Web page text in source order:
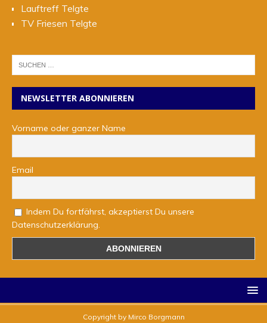
Lauftreff Telgte
TV Friesen Telgte
NEWSLETTER ABONNIEREN
Vorname oder ganzer Name
Email
Indem Du fortfährst, akzeptierst Du unsere
Datenschutzerklärung.
Copyright by Mirco Borgmann